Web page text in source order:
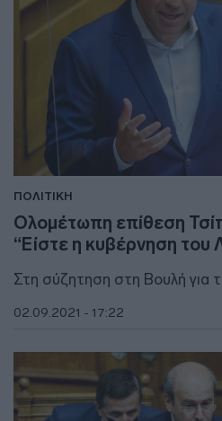
ΠΟΛΙΤΙΚΗ
Ολομέτωπη επίθεση
“Είστε η κυβέρνηση
Στη σύζητηση στη Βουλή για
02.09.2021 - 17:22